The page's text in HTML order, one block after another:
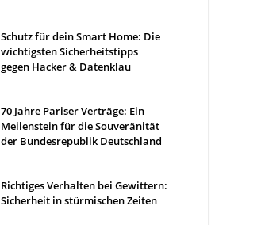
Schutz für dein Smart Home: Die
wichtigsten Sicherheitstipps
gegen Hacker & Datenklau
70 Jahre Pariser Verträge: Ein
Meilenstein für die Souveränität
der Bundesrepublik Deutschland
Richtiges Verhalten bei Gewittern:
Sicherheit in stürmischen Zeiten